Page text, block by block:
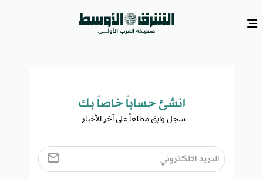
انشئ حساباً خاصاً بك​
سجل وابق مطلعاً على آخر الأخبار ​